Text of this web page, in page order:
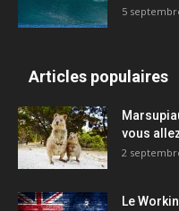
5
Articles populaires
vous
2
Le